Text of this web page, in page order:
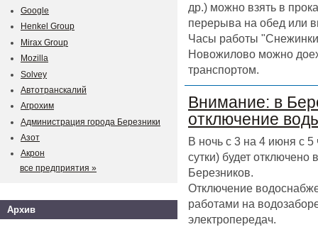
др.) можно взять в
перерыва на обед или
Часы работы
Новожилово можно
транспортом.
Внимание: в
отключение
В ночь с 3 на 4 июня с 5
сутки) будет
Березников.
Отключение
работами на
электропередач.
Google
Henkel Group
Mirax Group
Mozilla
Solvey
Автотранскалий
Агрохим
Администрация города Березники
Азот
Акрон
все предприятия »
Архив